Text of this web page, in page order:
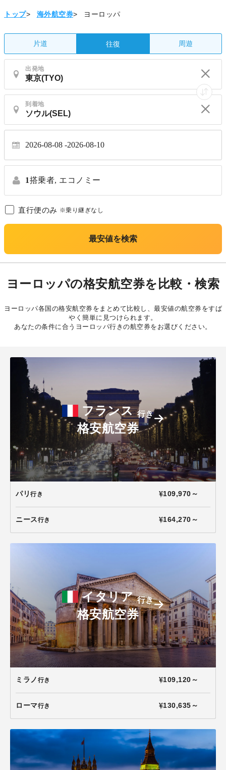
トップ> 海外航空券> ヨーロッパ
片道 往復 周遊
出発地
到着地
2026-08-08 2026-08-10
1搭乗者, エコノミー
直行便のみ ※乗り継ぎなし
最安値を検索
ヨーロッパの格安航空券を比較・検索
ヨーロッパ各国の格安航空券をまとめて比較し、最安値の航空券をすば
やく簡単に見つけられます。
あなたの条件に合うヨーロッパ行きの航空券をお選びください。
フランス行き
格安航空券
パリ 行き ¥109,970～
ニース行き ¥164,270～
イタリア行き
格安航空券
ミラノ 行き ¥109,120～
ローマ行き ¥130,635～